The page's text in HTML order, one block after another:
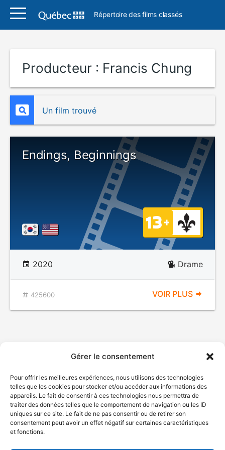
Gérer le consentement
Pour offrir les meilleures expériences, nous utilisons des technologies
telles que les cookies pour stocker et/ou accéder aux informations des
appareils. Le fait de consentir à ces technologies nous permettra de
traiter des données telles que le comportement de navigation ou les ID
uniques sur ce site. Le fait de ne pas consentir ou de retirer son
consentement peut avoir un effet négatif sur certaines caractéristiques
et fonctions.
Répertoire des films classés
Producteur : Francis Chung
Un film trouvé
Endings, Beginnings
2020 Drame
425600 VOIR PLUS